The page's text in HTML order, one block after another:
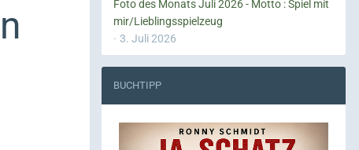
Foto des Monats Juli 2026 - Motto : Spiel mit
mir/Lieblingsspielzeug
3. Juli 2026
BUCHTIPP